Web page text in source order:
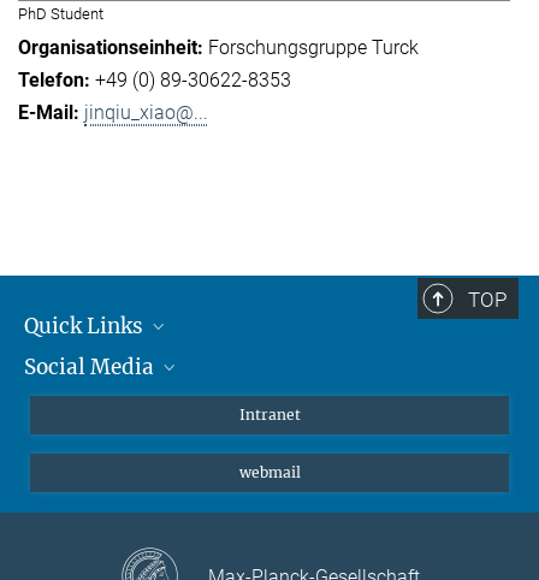
PhD Student
Forschungsgruppe Turck
+49 (0) 89-30622-8353
jinqiu_xiao@...
TOP
Quick Links
Student*innen/Wissenschaftler*innen
Social Media
Bluesky
YouTube
Intranet
webmail